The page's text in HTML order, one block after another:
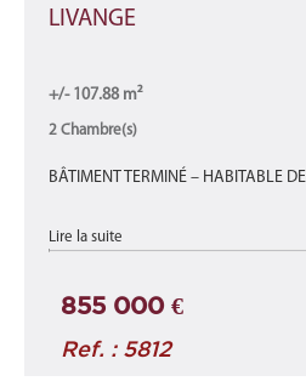
LIVANGE
+/- 107.88 m²
2 Chambre(s)
BÂTIMENT TERMINÉ – HABITABLE
Appartement A4-A neuf d'une
décomposant comme suit : une
Lire la suite
855 000 €
Ref. : 5812